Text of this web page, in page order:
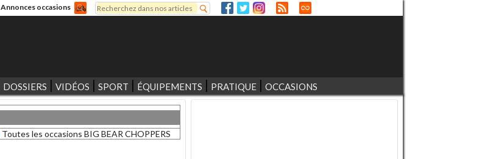
Annonces occasions
Formulaire de recherche
Rechercher
DOSSIERS VIDÉOS SPORT ÉQUIPEMENTS PRATIQUE OCCASIONS
Toutes les occasions BIG BEAR CHOPPERS